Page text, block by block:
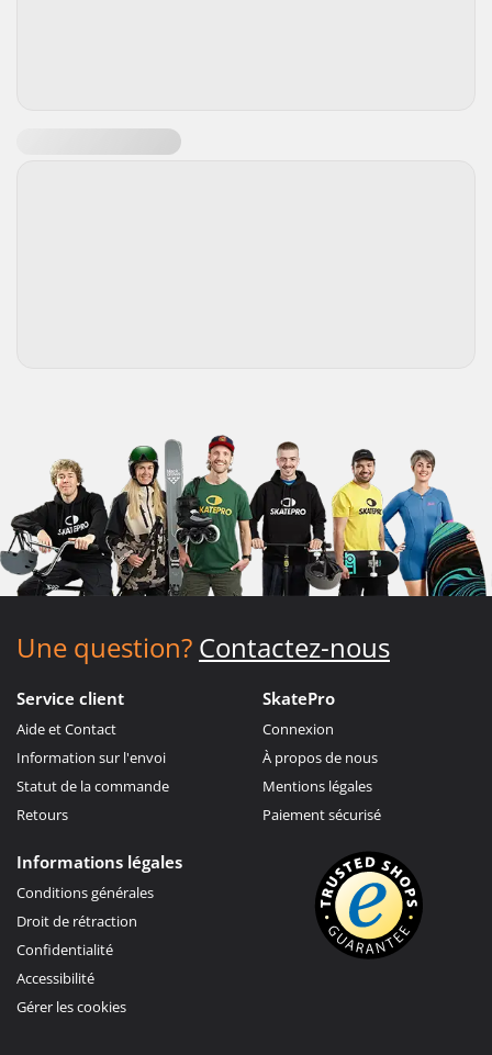
Une question? Contactez-nous
Service client
Aide et Contact
Information sur l'envoi
Statut de la commande
Retours
SkatePro
Connexion
À propos de nous
Mentions légales
Paiement sécurisé
Informations légales
Conditions générales
Droit de rétraction
Confidentialité
Accessibilité
Gérer les cookies